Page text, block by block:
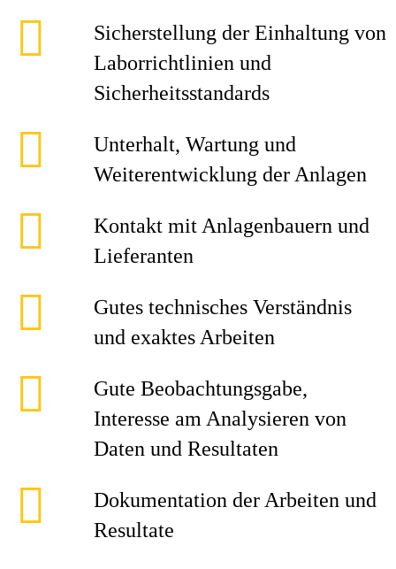
Sicherstellung der Einhaltung von
Laborrichtlinien und
Sicherheitsstandards
Unterhalt, Wartung und
Weiterentwicklung der Anlagen
Kontakt mit Anlagenbauern und
Lieferanten
Gutes technisches Verständnis
und exaktes Arbeiten
Gute Beobachtungsgabe,
Interesse am Analysieren von
Daten und Resultaten
Dokumentation der Arbeiten und
Resultate